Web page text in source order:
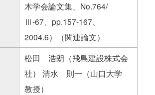
木学会論文集、No.764/
Ⅲ-67、pp.157-167、
2004.6）（関連論文）
松田 浩朗（飛島建設株式会
社） 清水 則一（山口大学
教授）